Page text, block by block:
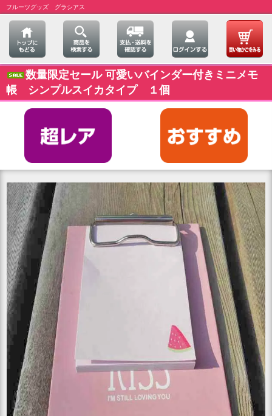
フルーツグッズ グラシアス
数量限定セール 可愛いバインダー付きミニメモ
帳 シンプルスイカタイプ １個